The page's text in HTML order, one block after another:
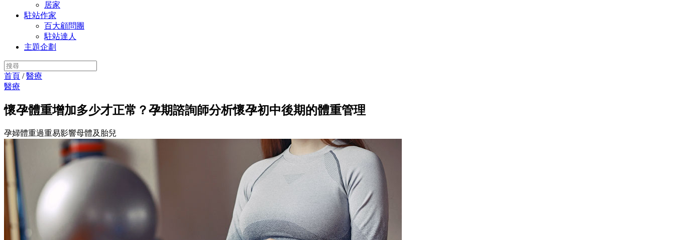
居家
駐站作家
百大顧問團
駐站達人
主題企劃
首頁 /醫療
醫療
懷孕體重增加多少才正常？孕期諮詢師分析懷孕初中後期的體重管理
孕婦體重過重易影響母體及胎兒